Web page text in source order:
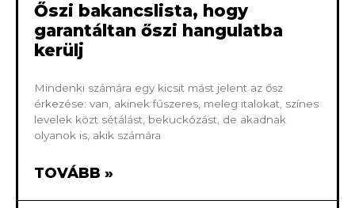
Őszi bakancslista, hogy
garantáltan őszi hangulatba
kerülj
Mindenki számára egy kicsit mást jelent az ősz
érkezése: van, akinek fűszeres, meleg italokat, színes
levelek közt sétálást, bekuckózást, de akadnak
olyanok is, akik számára
TOVÁBB »